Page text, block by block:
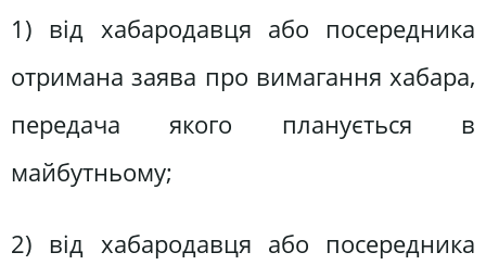
1) від хабародавця або посередника
отримана заява про вимагання хабара,
передача якого планується в
майбутньому;
2) від хабародавця або посередника